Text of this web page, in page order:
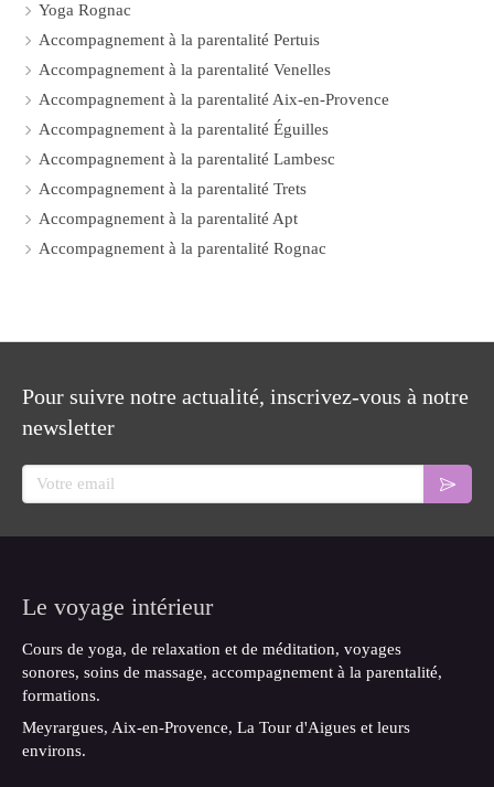
Yoga Rognac
Accompagnement à la parentalité Pertuis
Accompagnement à la parentalité Venelles
Accompagnement à la parentalité Aix-en-Provence
Accompagnement à la parentalité Éguilles
Accompagnement à la parentalité Lambesc
Accompagnement à la parentalité Trets
Accompagnement à la parentalité Apt
Accompagnement à la parentalité Rognac
Pour suivre notre actualité, inscrivez-vous à notre
newsletter
Votre email
Le voyage intérieur
Cours de yoga, de relaxation et de méditation, voyages
sonores, soins de massage, accompagnement à la parentalité,
formations.
Meyrargues, Aix-en-Provence, La Tour d'Aigues et leurs
environs.